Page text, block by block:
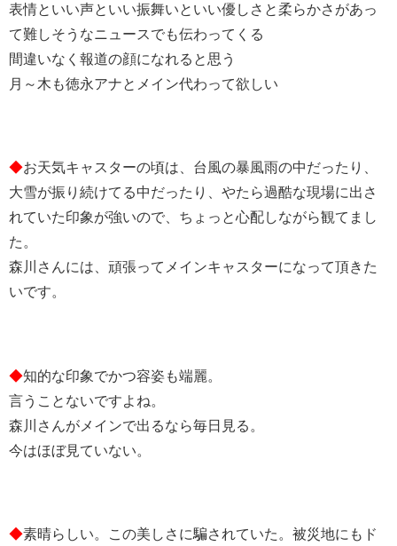
表情といい声といい振舞いといい優しさと柔らかさがあっ
て難しそうなニュースでも伝わってくる
間違いなく報道の顔になれると思う
月～木も徳永アナとメイン代わって欲しい
◆お天気キャスターの頃は、台風の暴風雨の中だったり、
大雪が振り続けてる中だったり、やたら過酷な現場に出さ
れていた印象が強いので、ちょっと心配しながら観てまし
た。
森川さんには、頑張ってメインキャスターになって頂きた
いです。
◆知的な印象でかつ容姿も端麗。
言うことないですよね。
森川さんがメインで出るなら毎日見る。
今はほぼ見ていない。
◆素晴らしい。この美しさに騙されていた。被災地にもド